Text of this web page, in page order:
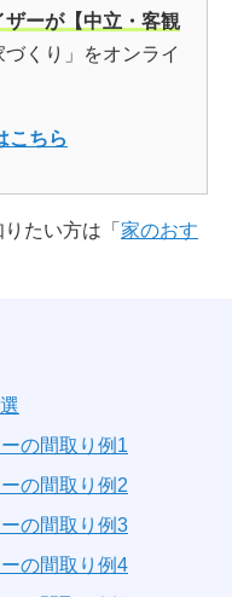
ーが【中立・客観
くり」をオンライ
こちら
たい方は「 家のおす
の間取り例1
の間取り例2
の間取り例3
の間取り例4